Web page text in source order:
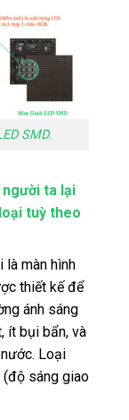
SMD.
người ta lại
tuỳ theo
là màn hình
thiết kế để
ánh sáng
ít bụi bẩn, và
Loại
(độ sáng giao